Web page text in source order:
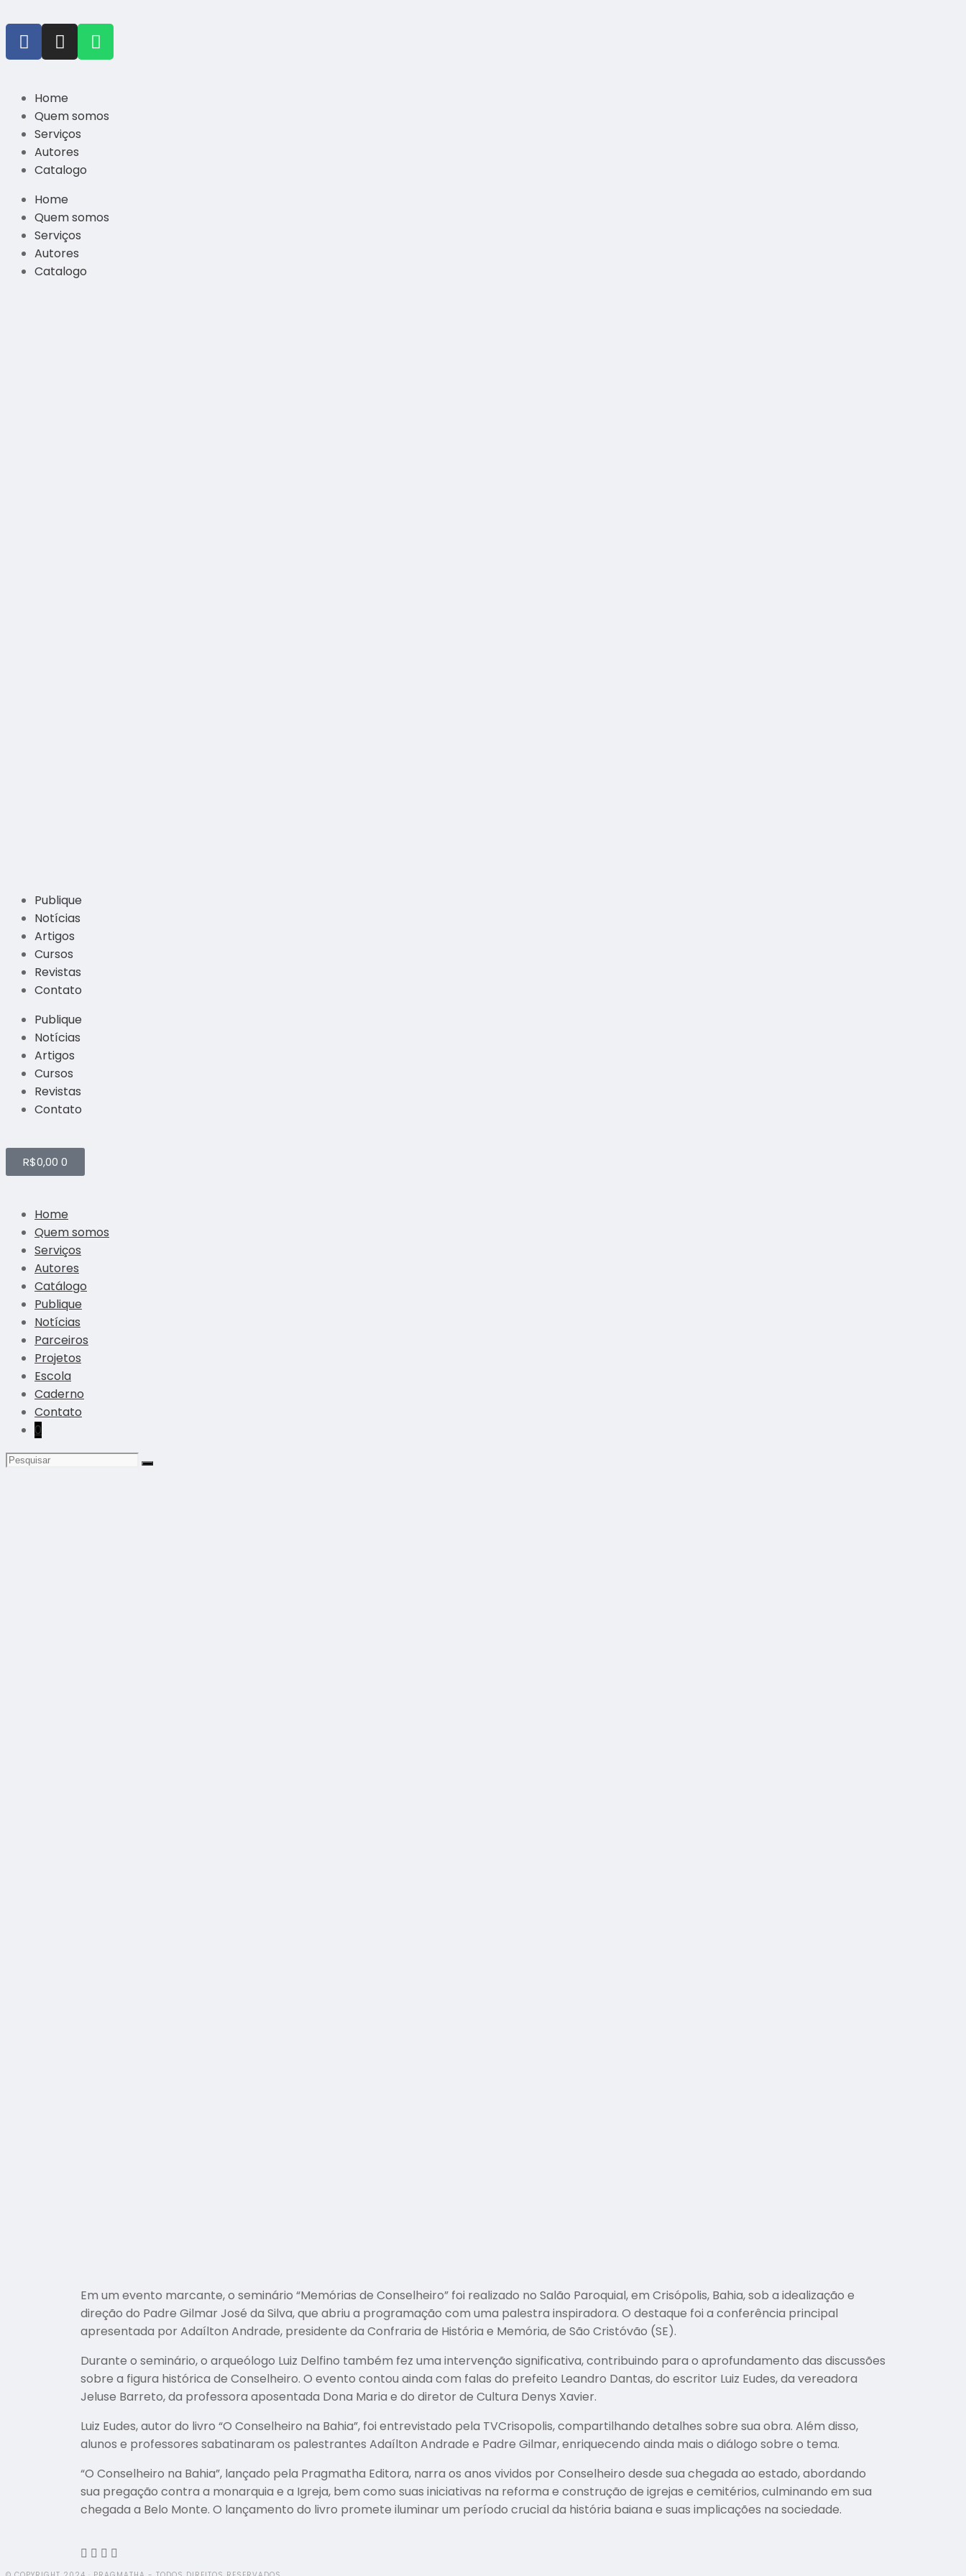
Home
Quem somos
Serviços
Autores
Catalogo
Home
Quem somos
Serviços
Autores
Catalogo
Publique
Notícias
Artigos
Cursos
Revistas
Contato
Publique
Notícias
Artigos
Cursos
Revistas
Contato
R$0,00 0
Home
Quem somos
Serviços
Autores
Catálogo
Publique
Notícias
Parceiros
Projetos
Escola
Caderno
Contato
0
Em um evento marcante, o seminário “Memórias de Conselheiro” foi realizado no Salão Paroquial, em Crisópolis, Bahia, sob a idealização e
direção do Padre Gilmar José da Silva, que abriu a programação com uma palestra inspiradora. O destaque foi a conferência principal
apresentada por Adaílton Andrade, presidente da Confraria de História e Memória, de São Cristóvão (SE).
Durante o seminário, o arqueólogo Luiz Delfino também fez uma intervenção significativa, contribuindo para o aprofundamento das discussões
sobre a figura histórica de Conselheiro. O evento contou ainda com falas do prefeito Leandro Dantas, do escritor Luiz Eudes, da vereadora
Jeluse Barreto, da professora aposentada Dona Maria e do diretor de Cultura Denys Xavier.
Luiz Eudes, autor do livro “O Conselheiro na Bahia”, foi entrevistado pela TVCrisopolis, compartilhando detalhes sobre sua obra. Além disso,
alunos e professores sabatinaram os palestrantes Adaílton Andrade e Padre Gilmar, enriquecendo ainda mais o diálogo sobre o tema.
“O Conselheiro na Bahia”, lançado pela Pragmatha Editora, narra os anos vividos por Conselheiro desde sua chegada ao estado, abordando
sua pregação contra a monarquia e a Igreja, bem como suas iniciativas na reforma e construção de igrejas e cemitérios, culminando em sua
chegada a Belo Monte. O lançamento do livro promete iluminar um período crucial da história baiana e suas implicações na sociedade.